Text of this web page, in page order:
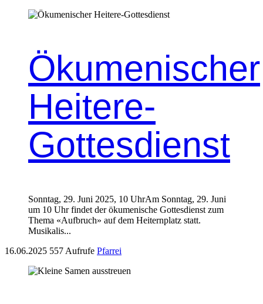
Ökumenischer
Heitere-
Gottesdienst
Son­ntag, 29. Juni 2025, 10 UhrAm Son­ntag, 29. Juni
um 10 Uhr find­et der öku­menis­che Gottes­di­enst zum
The­ma «Auf­bruch» auf dem Heit­ern­platz statt.
Musikalis...
16.06.2025 557 Aufrufe Pfarrei